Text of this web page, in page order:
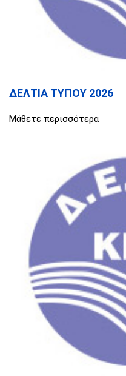
ΔΕΛΤΙΑ ΤΥΠΟΥ 2026
Μάθετε περισσότερα